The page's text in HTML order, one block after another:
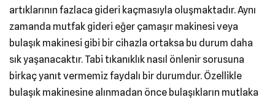
artıklarının fazlaca gideri kaçmasıyla oluşmaktadır. Aynı
zamanda mutfak gideri eğer çamaşır makinesi veya
bulaşık makinesi gibi bir cihazla ortaksa bu durum daha
sık yaşanacaktır. Tabi tıkanıklık nasıl önlenir sorusuna
birkaç yanıt vermemiz faydalı bir durumdur. Özellikle
bulaşık makinesine alınmadan önce bulaşıkların mutlaka